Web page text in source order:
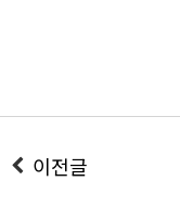
이전글